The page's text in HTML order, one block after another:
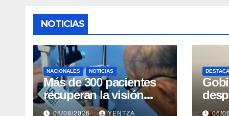
NOTICIAS
NACIONALES NOTICIAS
Más de 300 pacientes
recuperan la visión
con cirugías gratuitas
06/08/2026 YENTZA 06/